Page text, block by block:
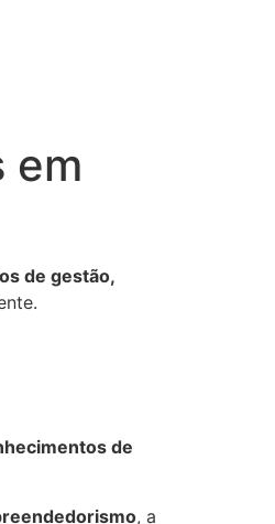
em
de gestão,
de
, a